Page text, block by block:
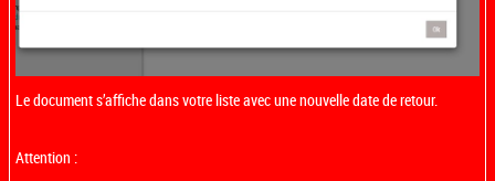
Le document s’affiche dans votre liste avec une nouvelle date de retour.
Attention :